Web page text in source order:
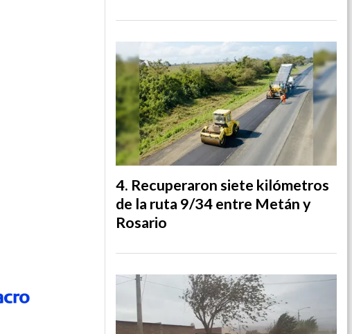
Recuperaron siete kilómetros
de la ruta 9/34 entre Metán y
Rosario